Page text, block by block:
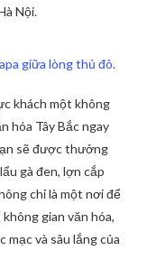
Nội.
giữa lòng thủ đô.
khách một không
hóa Tây Bắc ngay
sẽ được thưởng
gà đen, lợn cắp
chỉ là một nơi để
gian văn hóa,
và sâu lắng của